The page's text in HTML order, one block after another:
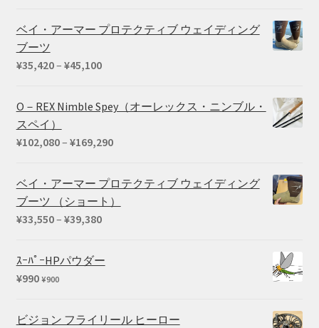
ベイ・アーマー プロテクティブ ウェイディング
ブーツ
¥35,420– ¥45,100価
¥35,420
O－REX Nimble Spey（オーレックス・ニンブル・
スペイ）
¥102,080– ¥169,290価
帯:
¥102,080
–
ベイ・アーマー プロテクティブ ウェイディング
ブーツ （ショート）
¥33,550– ¥39,380価
ｽｰﾊﾟｰHPパウダー
¥990 ¥900
ビジョン フライリール ヒーロー